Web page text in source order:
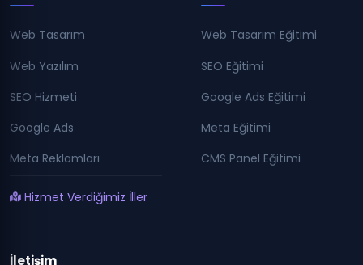
Web Tasarım
Web Yazılım
SEO Hizmeti
Google Ads
Meta Reklamları
Hizmet Verdiğimiz İller
Web Tasarım Eğitimi
SEO Eğitimi
Google Ads Eğitimi
Meta Eğitimi
CMS Panel Eğitimi
İletişim